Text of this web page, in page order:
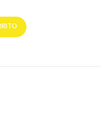
X 795 GR cantidad